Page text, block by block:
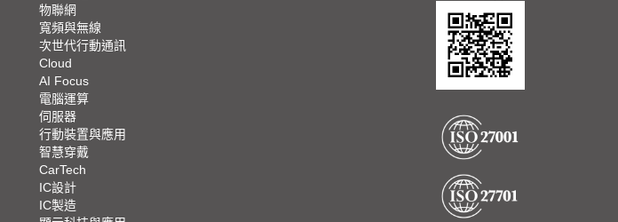
物聯網
寬頻與無線
次世代行動通訊
Cloud
AI Focus
電腦運算
伺服器
行動裝置與應用
智慧穿戴
CarTech
IC設計
IC製造